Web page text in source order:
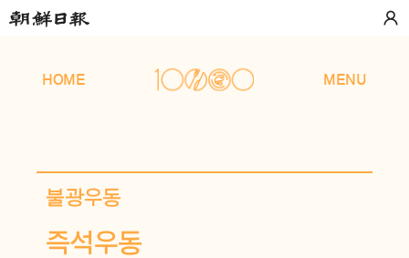
HOME MENU
불광우동
즉석우동